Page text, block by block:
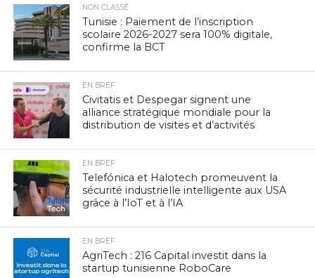
NON CLASSÉ
Tunisie : Paiement de l’inscription
scolaire 2026-2027 sera 100% digitale,
confirme la BCT
EN BREF
Civitatis et Despegar signent une
alliance stratégique mondiale pour la
distribution de visites et d’activités
EN BREF
Telefónica et Halotech promeuvent la
sécurité industrielle intelligente aux USA
grâce à l’IoT et à l’IA
EN BREF
AgriTech : 216 Capital investit dans la
startup tunisienne RoboCare